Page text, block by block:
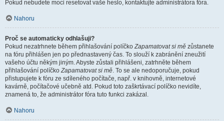
Pokud nebudete moci resetovat vaše heslo, kontaktujte administrátora fóra.
Nahoru
Proč se automaticky odhlašuji?
Pokud nezatrhnete během přihlašování políčkoZapamatovat si mě zůstanete
na fóru přihlášen jen po přednastavený čas. To slouží k zabránění zneužití
vašeho účtu někým jiným. Abyste zůstali přihlášeni, zatrhněte během
přihlašování políčkoZapamatovat si mě. To se ale nedoporučuje, pokud
přistupujete k fóru ze sdíleného počítače, např. v knihovně, internetové
kavárně, počítačové učebně atd. Pokud toto zaškrtávací políčko nevidíte,
znamená to, že administrátor fóra tuto funkci zakázal.
Nahoru